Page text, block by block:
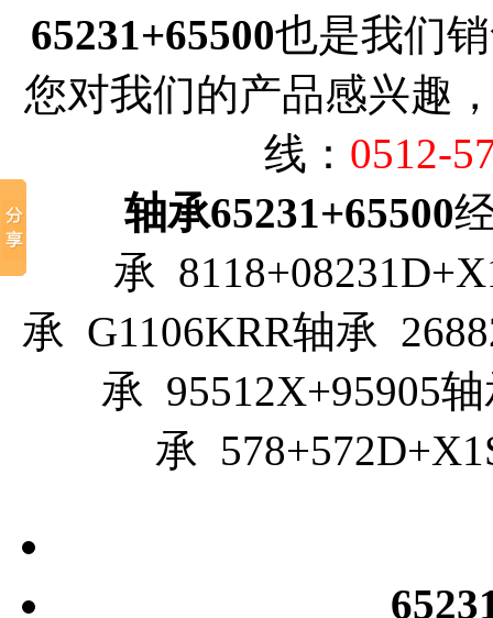
65231+65500也是我们
您对我们的产品感兴趣
线： 0512-
轴承65231+65500
承
承 G1106KRR轴承
承 95512X+95905
承